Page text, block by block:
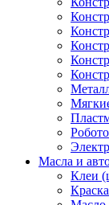
Масла и
Клеи
Краска